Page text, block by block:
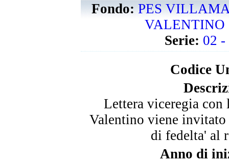
Fondo:PES
VALENTINO
Serie: 02 -
Codice
Lettera viceregia
Valentino viene invitato
di fedelta' al
Anno di